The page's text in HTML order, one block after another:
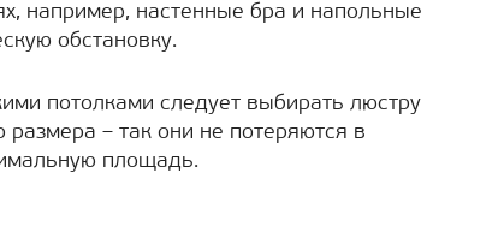
например, настенные бра и напольные
обстановку.
потолками следует выбирать люстру
размера – так они не потеряются в
площадь.